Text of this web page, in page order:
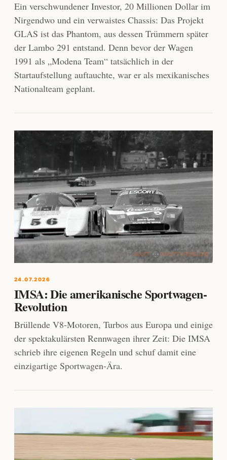
Ein verschwundener Investor, 20 Millionen Dollar im
Nirgendwo und ein verwaistes Chassis: Das Projekt
GLAS ist das Phantom, aus dessen Trümmern später
der Lambo 291 entstand. Denn bevor der Wagen
1991 als „Modena Team“ tatsächlich in der
Startaufstellung auftauchte, war er als mexikanisches
Nationalteam geplant.
24.07.2026
IMSA: Die amerikanische Sportwagen-
Revolution
Brüllende V8-Motoren, Turbos aus Europa und einige
der spektakulärsten Rennwagen ihrer Zeit: Die IMSA
schrieb ihre eigenen Regeln und schuf damit eine
einzigartige Sportwagen-Ära.